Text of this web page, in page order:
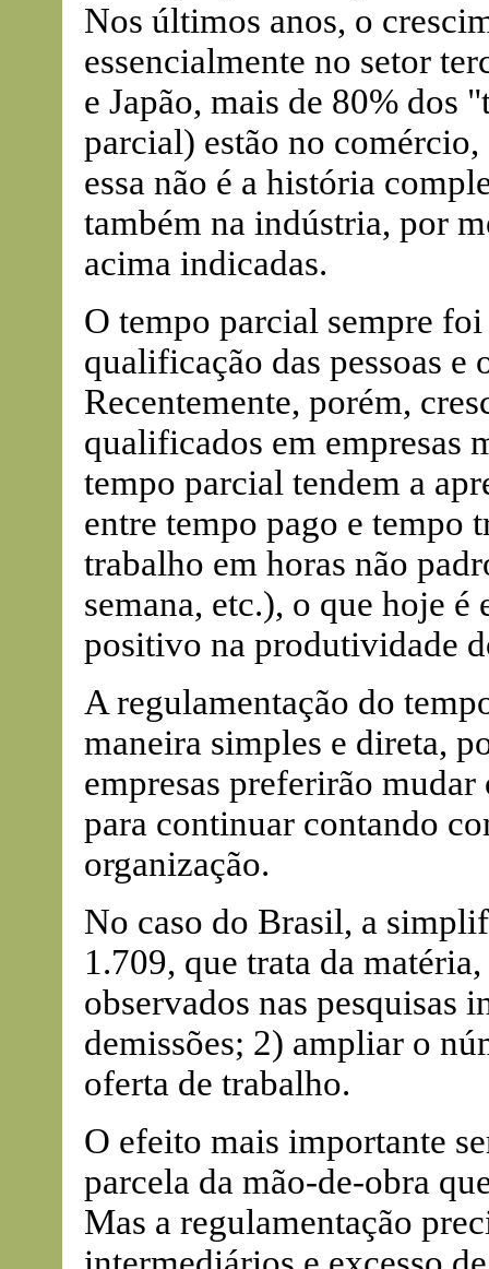
Nos últimos anos, o
essencialmente no setor
e Japão, mais de 80% dos
parcial) estão no
essa não é a história
também na indústria, por
acima indicadas.
O tempo parcial sempre
qualificação das pessoas e
Recentemente, porém,
qualificados em empresas
tempo parcial tendem a
entre tempo pago e tempo
trabalho em horas não
semana, etc.), o que hoje
positivo na produtividade
A regulamentação do
maneira simples e direta,
empresas preferirão
para continuar contando
organização.
No caso do Brasil, a
1.709, que trata da
observados nas pesquisas
demissões; 2) ampliar o
oferta de trabalho.
O efeito mais importante
parcela da mão-de-obra
Mas a regulamentação